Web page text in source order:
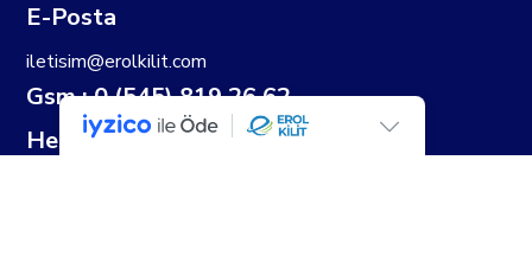
E-Posta
iletisim@erolkilit.com
Gsm : 0 (545) 819 26 62
Hesap Sahibi